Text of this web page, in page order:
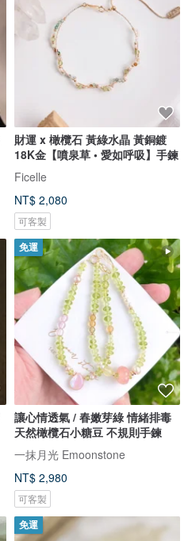
財運 x 橄欖石 黃綠水晶 黃銅鍍
18K金【噴泉草 • 愛如呼吸】手鍊
Ficelle
NT$ 2,080
可客製
免運
讓心情透氣 / 春嫩芽綠 情緒排毒
天然橄欖石小糖豆 不規則手鍊
一抹月光 Emoonstone
NT$ 2,980
可客製
免運